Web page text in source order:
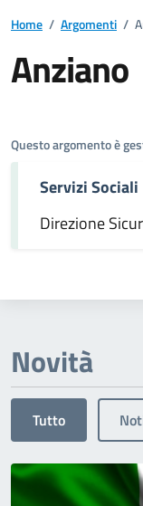
Home / Argomenti /
Anziano
Questo argomento è
Servizi Sociali
Direzione
Novità
Tutto